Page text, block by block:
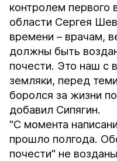
контролем первого
области Сергея
времени – врачам,
должны быть
почести. Это наш с
земляки, перед
боролся за жизни
добавил Сипягин.
"С момента
прошло полгода.
почести" не